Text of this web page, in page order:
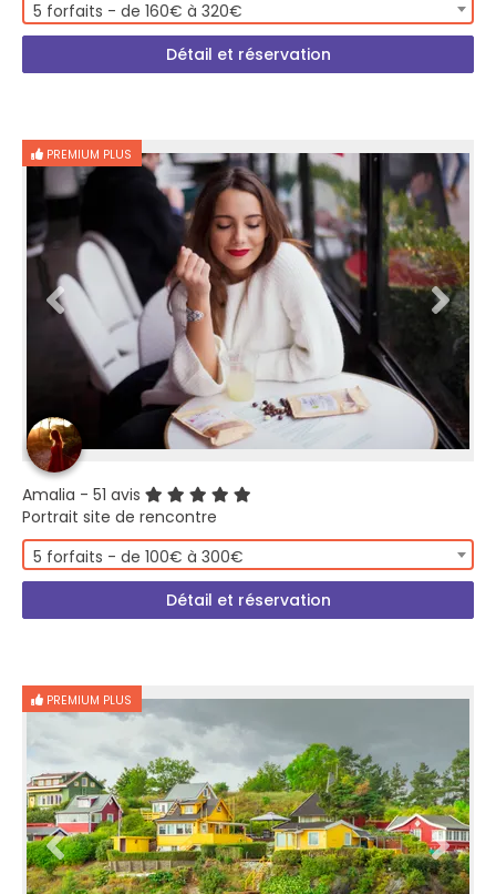
5 forfaits - de 160€ à 320€
Détail et réservation
PREMIUM PLUS
Amalia - 51 avis
Portrait site de rencontre
5 forfaits - de 100€ à 300€
Détail et réservation
PREMIUM PLUS